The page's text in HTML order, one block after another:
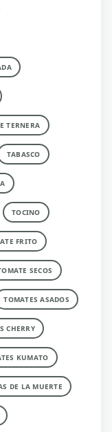
TERNERA
TABASCO
TOCINO
FRITO
SECOS
TOMATES ASADOS
CHERRY
KUMATO
DE LA MUERTE